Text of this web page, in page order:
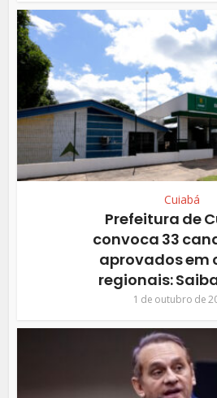
Cuiabá
Prefeitura de
convoca 33
aprovados em
regionais:
1 de outubro de